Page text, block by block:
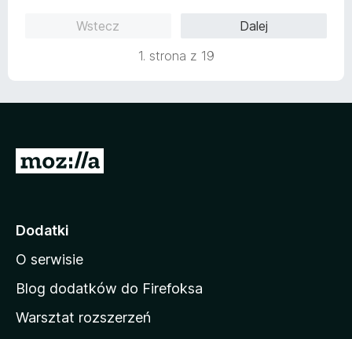
Wstecz
Dalej
1. strona z 19
S
o
a
d
m
Dodatki
O serwisie
Blog dodatków do Firefoksa
Warsztat rozszerzeń